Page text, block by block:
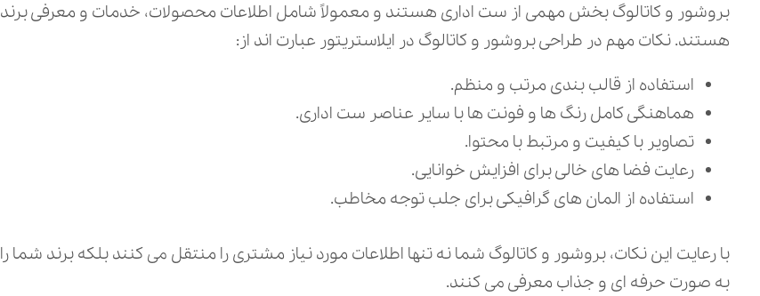
بروشور و کاتالوگ بخش مهمی از ست اداری هستند و معمولاً شامل اطلاعات محصولات، خدمات و معرفی برند
هستند. نکات مهم در طراحی بروشور و کاتالوگ در ایلاستریتور عبارت‌ اند از:
استفاده از قالب‌ بندی مرتب و منظم.
هماهنگی کامل رنگ‌ ها و فونت‌ ها با سایر عناصر ست اداری.
تصاویر با کیفیت و مرتبط با محتوا.
رعایت فضا های خالی برای افزایش خوانایی.
استفاده از المان‌ های گرافیکی برای جلب توجه مخاطب.
با رعایت این نکات، بروشور و کاتالوگ شما نه تنها اطلاعات مورد نیاز مشتری را منتقل می‌ کنند بلکه برند شما را
به صورت حرفه‌ ای و جذاب معرفی می‌ کنند.